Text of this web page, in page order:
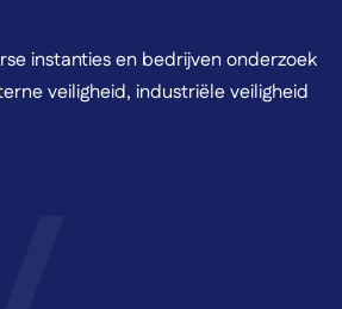
instanties en bedrijven onderzoek
veiligheid, industriële veiligheid